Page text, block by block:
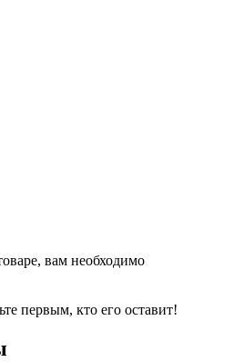
вам необходимо
первым, кто его оставит!